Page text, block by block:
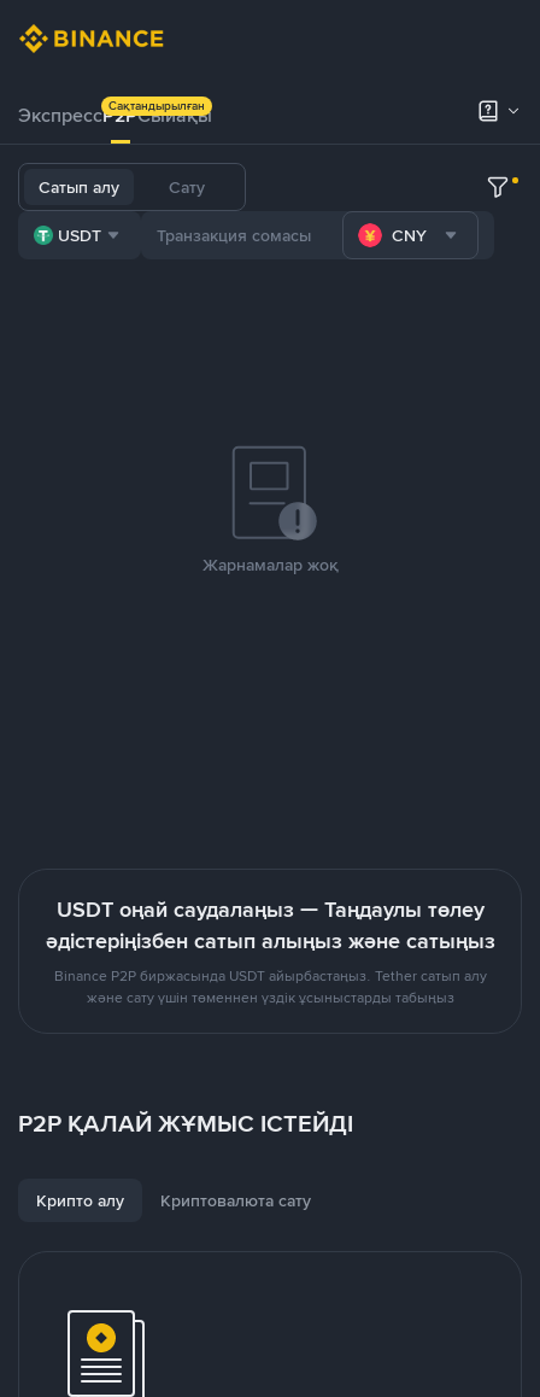
ЭкспрессP2PСыйақы
Сақтандырылған
Сатып алу Сату
USDT CNY
Жарнамалар жоқ
USDT оңай саудалаңыз — Таңдаулы төлеу
әдістеріңізбен сатып алыңыз және сатыңыз
Binance P2P биржасында USDT айырбастаңыз. Tether сатып алу
және сату үшін төменнен үздік ұсыныстарды табыңыз
P2P ҚАЛАЙ ЖҰМЫС ІСТЕЙДІ
Крипто алу Криптовалюта сату